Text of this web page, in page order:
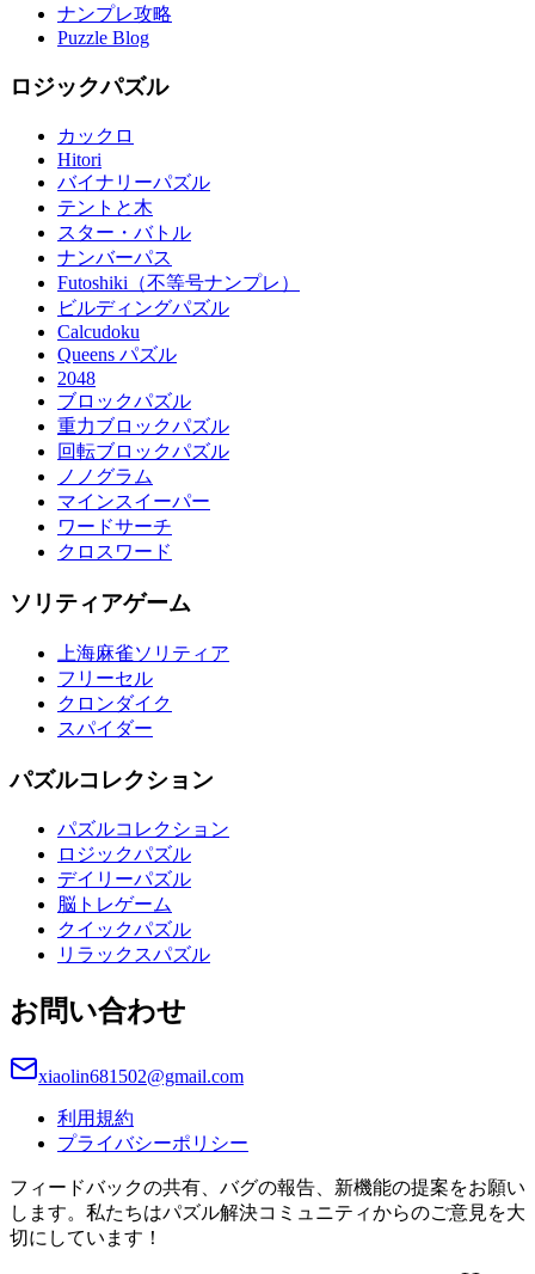
ナンプレ攻略
Puzzle Blog
ロジックパズル
カックロ
Hitori
バイナリーパズル
テントと木
スター・バトル
ナンバーパス
Futoshiki（不等号ナンプレ）
ビルディングパズル
Calcudoku
Queens パズル
2048
ブロックパズル
重力ブロックパズル
回転ブロックパズル
ノノグラム
マインスイーパー
ワードサーチ
クロスワード
ソリティアゲーム
上海麻雀ソリティア
フリーセル
クロンダイク
スパイダー
パズルコレクション
パズルコレクション
ロジックパズル
デイリーパズル
脳トレゲーム
クイックパズル
リラックスパズル
お問い合わせ
xiaolin681502@gmail.com
利用規約
プライバシーポリシー
フィードバックの共有、バグの報告、新機能の提案をお願い
します。私たちはパズル解決コミュニティからのご意見を大
切にしています！